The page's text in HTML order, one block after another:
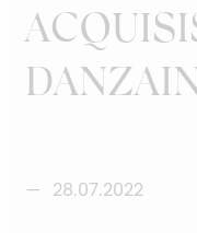
28.07.2022